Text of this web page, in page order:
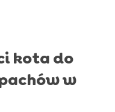
kota do
w